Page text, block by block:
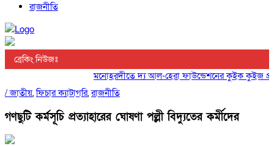
রাজনীতি
ব্রেকিং নিউজঃ
মনোহরদীতে দ্য আল-হেরা ফাউন্ডেশনের কুইক কুইজ
/জাতীয়,ফিচার ক্যাটাগরি,রাজনীতি
গণছুটি কর্মসূচি প্রত্যাহারের ঘোষণা পল্লী বিদ্যুতের কর্মীদের